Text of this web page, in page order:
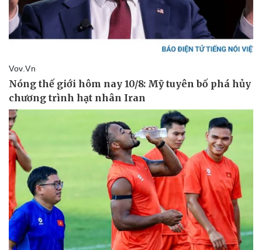
Pháp luật
Vụ án
Tin nóng
Quân sự - Quốc phòng
Vũ khí
Việt Nam